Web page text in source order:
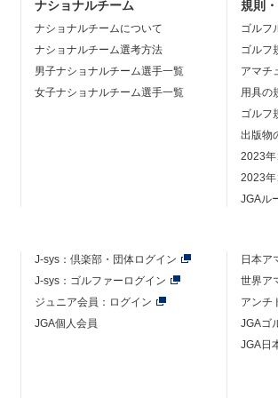
ナショナルチーム
ナショナルチームについて
ナショナルチーム選考方法
男子ナショナルチーム選手一覧
女子ナショナルチーム選手一覧
規則
ゴルフ
ゴルフ
アマチ
用具の
ゴルフ
出版物
2023
2023
JGAル
J-sys： 倶楽部・団体ログイン
J-sys：ゴルファーログイン
ジュニア会員：ログイン
JGA個人会員
日本ア
世界ア
アンチ
JGAゴ
JGA日